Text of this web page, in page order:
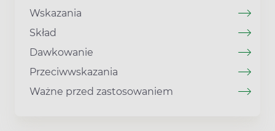
Wskazania
Skład
Dawkowanie
Przeciwwskazania
Ważne przed zastosowaniem